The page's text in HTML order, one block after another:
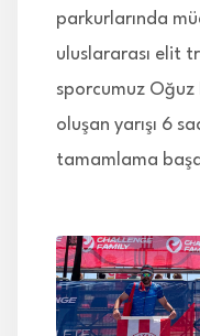
parkurlarında
uluslararası elit
sporcumuz
oluşan yarışı 6
tamamlama